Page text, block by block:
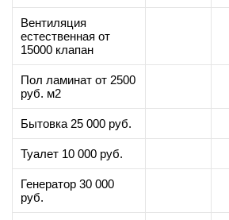
Вентиляция
естественная от
15000 клапан
Пол ламинат от 2500
руб. м2
Бытовка 25 000 руб.
Туалет 10 000 руб.
Генератор 30 000
руб.